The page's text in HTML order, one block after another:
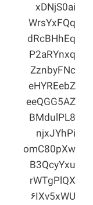
xDNjS0ai
WrsYxFQq
dRcBHhEq
P2aRYnxq
ZznbyFNc
eHYREebZ
eeQGG5AZ
BMdulPL8
njxJYhPi
omC80pXw
B3QcyYxu
rWTgPlQX
۶IXv5xWU